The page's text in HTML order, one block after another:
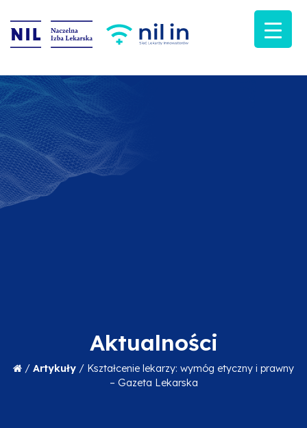
Aktualności
/ Artykuły / Kształcenie lekarzy: wymóg etyczny i prawny
– Gazeta Lekarska